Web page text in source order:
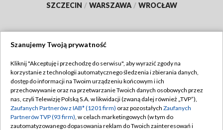
SZCZECIN / WARSZAWA / WROCŁAW
TVP
Abonament TVP
Emisja w TVP
Centrum informacji TVP
Regulamin TVP
Polityka prywatności
Moje zgody
Szanujemy Twoją prywatność
Kliknij "Akceptuję i przechodzę do serwisu", aby wyrazić zgody na
korzystanie z technologii automatycznego śledzenia i zbierania danych,
dostęp do informacji na Twoim urządzeniu końcowym i ich
przechowywanie oraz na przetwarzanie Twoich danych osobowych przez
nas, czyli Telewizję Polską S.A. w likwidacji (zwaną dalej również „TVP”),
Zaufanych Partnerów z IAB* (1201 firm) oraz pozostałych Zaufanych
Partnerów TVP (93 firm), w celach marketingowych (w tym do
zautomatyzowanego dopasowania reklam do Twoich zainteresowań i